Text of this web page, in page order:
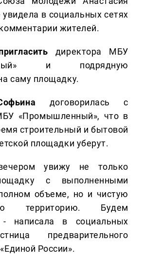
в социальных сетях
жителей.
директора МБУ
и подрядную
саму площадку.
договорилась с
«Промышленный», что в
строительный и бытовой
площадки уберут.
увижу не только
с выполненными
объеме, но и чистую
территорию. Будем
- написала в социальных
предварительного
России».